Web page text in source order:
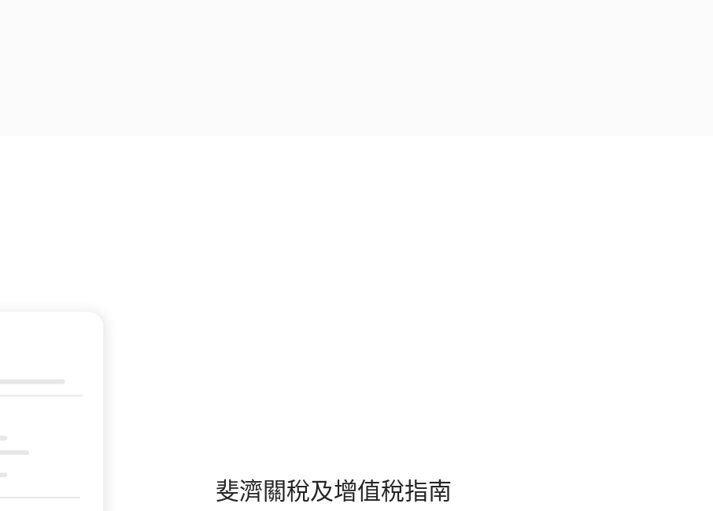
斐濟關稅及增值稅指南